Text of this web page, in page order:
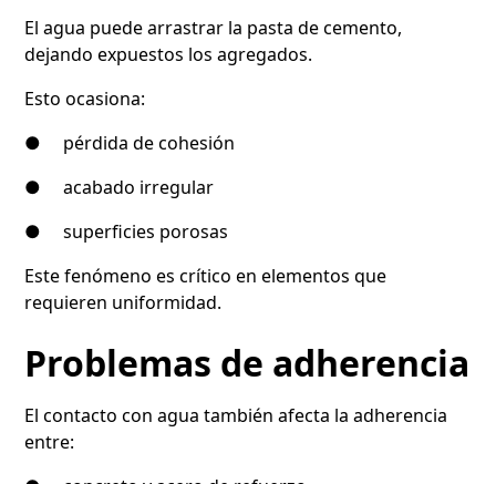
El agua puede arrastrar la pasta de cemento,
dejando expuestos los agregados.
Esto ocasiona:
● pérdida de cohesión
● acabado irregular
● superficies porosas
Este fenómeno es crítico en elementos que
requieren uniformidad.
Problemas de adherencia
El contacto con agua también afecta la adherencia
entre: